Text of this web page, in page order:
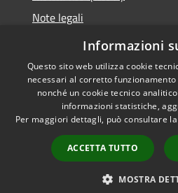
Note legali
Dichiarazione di accessibilità
Accessibilità
Informazioni
Questo sito web utilizza cookie
necessari al corretto
nonché un cookie tecnico
informazioni statistiche,
Per maggiori dettagli, può consultare
ACCETTA TUTTO
MOSTRA